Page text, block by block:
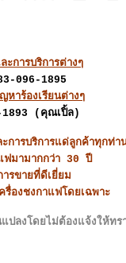
การบริการต่างๆ
096-1895
าร้องเรียนต่างๆ
1893 (คุณเปิ้ล)
การบริการแด่ลูกค้าทุกท่
ฟมามากกว่า 30 ปี
รขายที่ดีเยี่ยม
องชงกาแฟโดยเฉพาะ
ปลงโดยไม่ต้องแจ้งให้ท